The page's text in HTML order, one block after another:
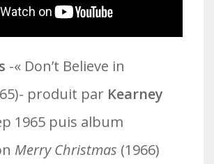
-« Don’t Believe in
produit par Kearney
1965 puis album
Merry Christmas (1966)